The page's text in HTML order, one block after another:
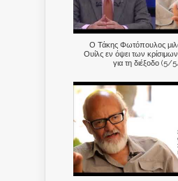
Ο Τάκης Φωτόπουλος
Ουίλς εν όψει των
για τη διέξοδο